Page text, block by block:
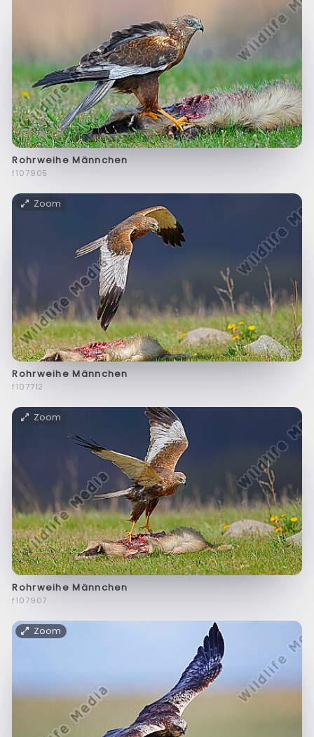
Rohrweihe Männchen
f107905
Zoom
Rohrweihe Männchen
f107712
Zoom
Rohrweihe Männchen
f107907
Zoom